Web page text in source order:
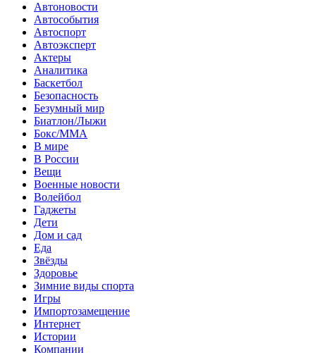
Автоновости
Автособытия
Автоспорт
Автоэксперт
Актеры
Аналитика
Баскетбол
Безопасность
Безумный мир
Биатлон/Лыжи
Бокс/MMA
В мире
В России
Вещи
Военные новости
Волейбол
Гаджеты
Дети
Дом и сад
Еда
Звёзды
Здоровье
Зимние виды спорта
Игры
Импортозамещение
Интернет
Истории
Компании